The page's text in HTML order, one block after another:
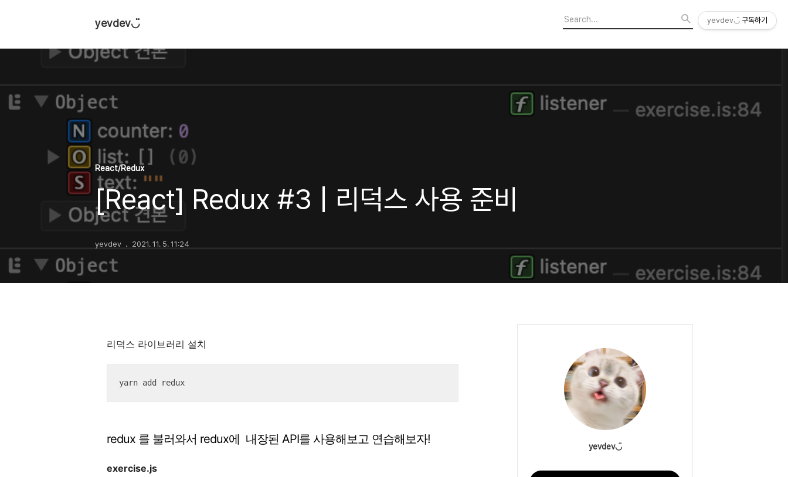
yevdev◡̈
React/Redux
[React] Redux #3 | 리덕스 사용 준비
yevdev 2021. 11. 5. 11:24
리덕스 라이브러리 설치
yarn add redux
redux 를 불러와서 redux에 내장된 API를 사용해보고 연습해보자!
exercise.js
yevdev◡̈
yevdev◡̈ 구독하기